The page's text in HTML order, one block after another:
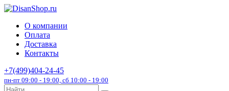
Перейти
содержанию
О компании
Оплата
Доставка
Контакты
+7(499)404-24-45
пн-пт 09:00 - 19:00, сб 10:00 - 19:00
Search